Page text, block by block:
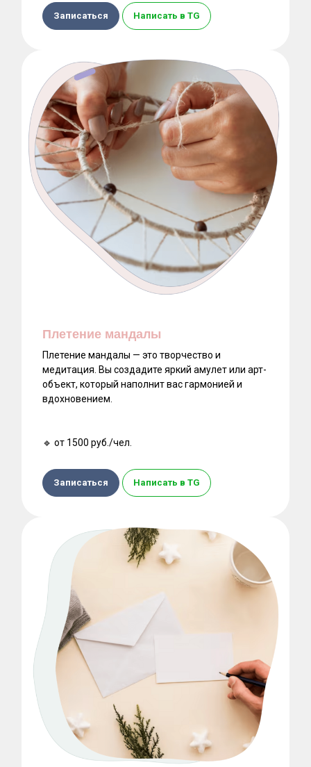
Записаться Написать в TG
Плетение мандалы
Плетение мандалы — это творчество и
медитация. Вы создадите яркий амулет или арт-
объект, который наполнит вас гармонией и
вдохновением.
🔹 от 1500 руб./чел.
Записаться Написать в TG